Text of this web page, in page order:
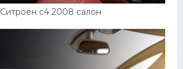
Ситроен с4 2008 салон